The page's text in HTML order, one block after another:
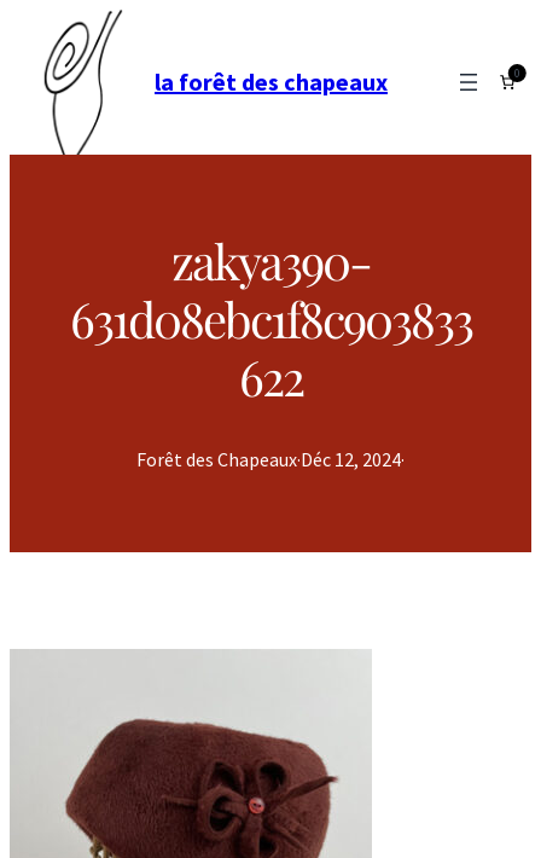
la forêt des chapeaux 0
zakya390-
631d08ebc1f8c903833
622
Forêt des Chapeaux·Déc 12, 2024·